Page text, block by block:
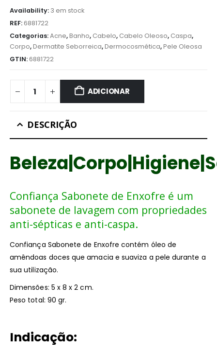
Availability: 3 em stock
REF:6881722
Categorias:Acne,Banho, Cabelo, Cabelo Oleoso, Caspa,
Corpo,Dermatite Seborreica,Dermocosmética,Pele Oleosa
GTIN:6881722
ADICIONAR
DESCRIÇÃO
Confiança Sabonete de Enxofre é um
sabonete de lavagem com propriedades
anti-sépticas e anti-caspa.
Confiança Sabonete de Enxofre contém óleo de
amêndoas doces que amacia e suaviza a pele durante a
sua utilização.
Dimensões: 5 x 8 x 2 cm.
Peso total: 90 gr.
Indicação: